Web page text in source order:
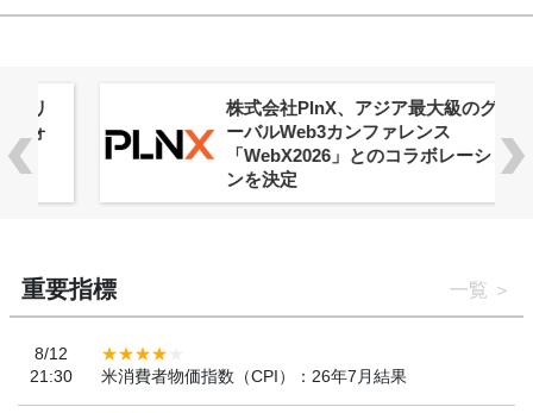
株式会社PlnX、アジア最大級のグロ
ーバルWeb3カンファレンス
「WebX2026」とのコラボレーショ
ンを決定
重要指標 一覧
8/12
21:30
米消費者物価指数（CPI）：26年7月結果